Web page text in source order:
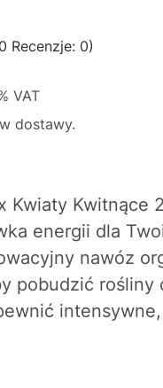
Recenzje: 0)
VAT
dostawy.
Kwiaty Kwitnące
energii dla
nawóz
pobudzić rośliny
intensywne,